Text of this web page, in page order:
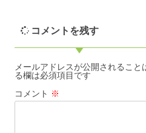
コメントを残す
メールアドレスが公開されること
る欄は必須項目です
コメント ※